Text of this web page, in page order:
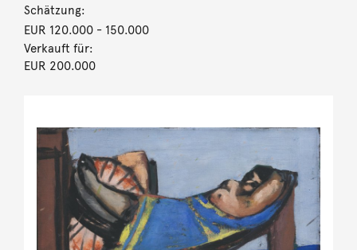
Schätzung:
EUR 120.000- 150.000
Verkauft für:
EUR 200.000